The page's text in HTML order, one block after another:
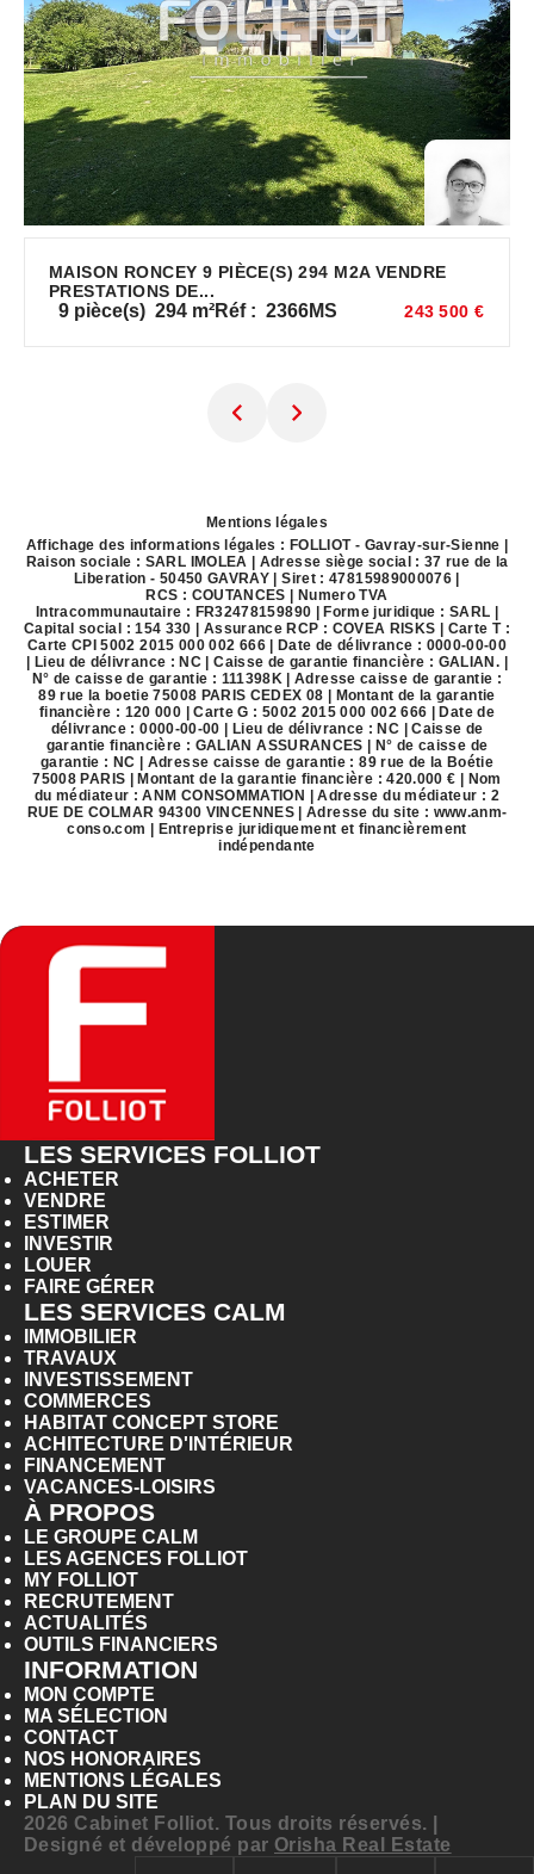
MAISON RONCEY 9 PIÈCE(S) 294 M2A VENDRE
PRESTATIONS DE...
9 pièce(s) 294 m²Réf : 2366MS 243 500 €
Mentions légales
Affichage des informations légales : FOLLIOT - Gavray-sur-Sienne |
Raison sociale : SARL IMOLEA | Adresse siège social : 37 rue de la
Liberation - 50450 GAVRAY | Siret : 47815989000076 |
RCS : COUTANCES | Numero TVA
Intracommunautaire : FR32478159890 | Forme juridique : SARL |
Capital social : 154 330 | Assurance RCP : COVEA RISKS | Carte T :
Carte CPI 5002 2015 000 002 666 | Date de délivrance : 0000-00-00
| Lieu de délivrance : NC | Caisse de garantie financière : GALIAN. |
N° de caisse de garantie : 111398K | Adresse caisse de garantie :
89 rue la boetie 75008 PARIS CEDEX 08 | Montant de la garantie
financière : 120 000 | Carte G : 5002 2015 000 002 666 | Date de
délivrance : 0000-00-00 | Lieu de délivrance : NC | Caisse de
garantie financière : GALIAN ASSURANCES | N° de caisse de
garantie : NC | Adresse caisse de garantie : 89 rue de la Boétie
75008 PARIS | Montant de la garantie financière : 420.000 € | Nom
du médiateur : ANM CONSOMMATION | Adresse du médiateur : 2
RUE DE COLMAR 94300 VINCENNES | Adresse du site : www.anm-
conso.com
Entreprise juridiquement et financièrement
indépendante
LES SERVICES FOLLIOT
ACHETER
VENDRE
ESTIMER
INVESTIR
LOUER
FAIRE GÉRER
LES SERVICES CALM
IMMOBILIER
TRAVAUX
INVESTISSEMENT
COMMERCES
HABITAT CONCEPT STORE
ACHITECTURE D'INTÉRIEUR
FINANCEMENT
VACANCES-LOISIRS
À PROPOS
LE GROUPE CALM
LES AGENCES FOLLIOT
MY FOLLIOT
RECRUTEMENT
ACTUALITÉS
OUTILS FINANCIERS
INFORMATION
MON COMPTE
MA SÉLECTION
CONTACT
NOS HONORAIRES
MENTIONS LÉGALES
PLAN DU SITE
2026 Cabinet Folliot. Tous droits réservés. |
Designé et développé par Orisha Real Estate